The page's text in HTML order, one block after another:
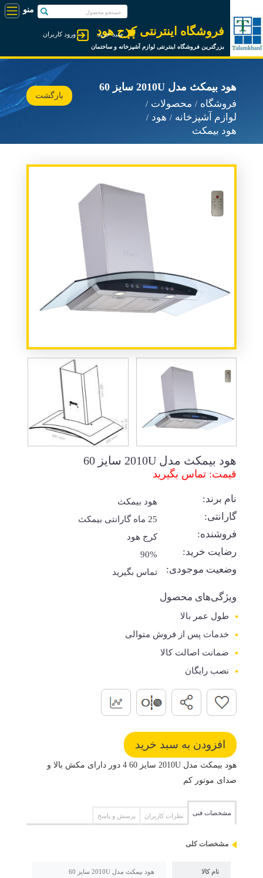
فروشگاه اینترنتی کرج هود
بزرگترین فروشگاه اینترنتی لوازم آشپزخانه و ساختمان
ورود کاربران سبد خرید
هود بیمکث مدل 2010U سایز 60
فروشگاه
محصولات
لوازم آشپزخانه
هود
هود بیمکث
بازگشت
هود بیمکث مدل 2010U سایز 60
قیمت: تماس بگیرید
نام برند: هود بیمکث
گارانتی: 25 ماه گارانتی بیمکث
فروشنده: کرج هود
رضایت خرید: 90%
وضعیت موجودی: تماس بگیرید
ویژگی‌های محصول
طول عمر بالا
خدمات پس از فروش متوالی
ضمانت اصالت کالا
نصب رایگان
هود بیمکث مدل 2010U سایز 60 4 دور دارای مکش بالا و
صدای موتور کم
مشخصات فنی نظرات کاربران پرسش و پاسخ
مشخصات کلی
نام کالا هود بیمکث مدل 2010U سایز 60